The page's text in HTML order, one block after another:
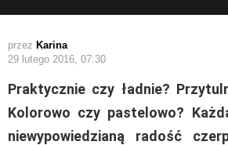
przez Karina
29 lutego 2016, 07:30
Praktycznie czy ładnie?
Kolorowo czy pastelowo?
niewypowiedzianą radość